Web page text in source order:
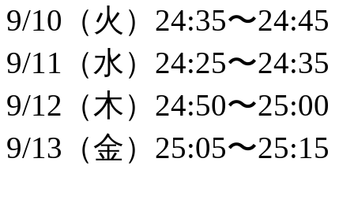
9/10（火）24:35〜24:45
9/11（水）24:25〜24:35
9/12（木）24:50〜25:00
9/13（金）25:05〜25:15